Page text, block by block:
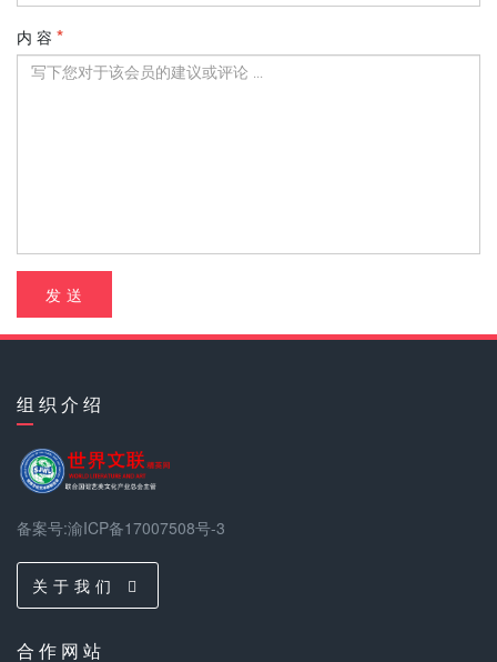
内 容
发 送
组 织 介 绍
备案号:渝ICP备17007508号-3
关 于 我 们
合 作 网 站